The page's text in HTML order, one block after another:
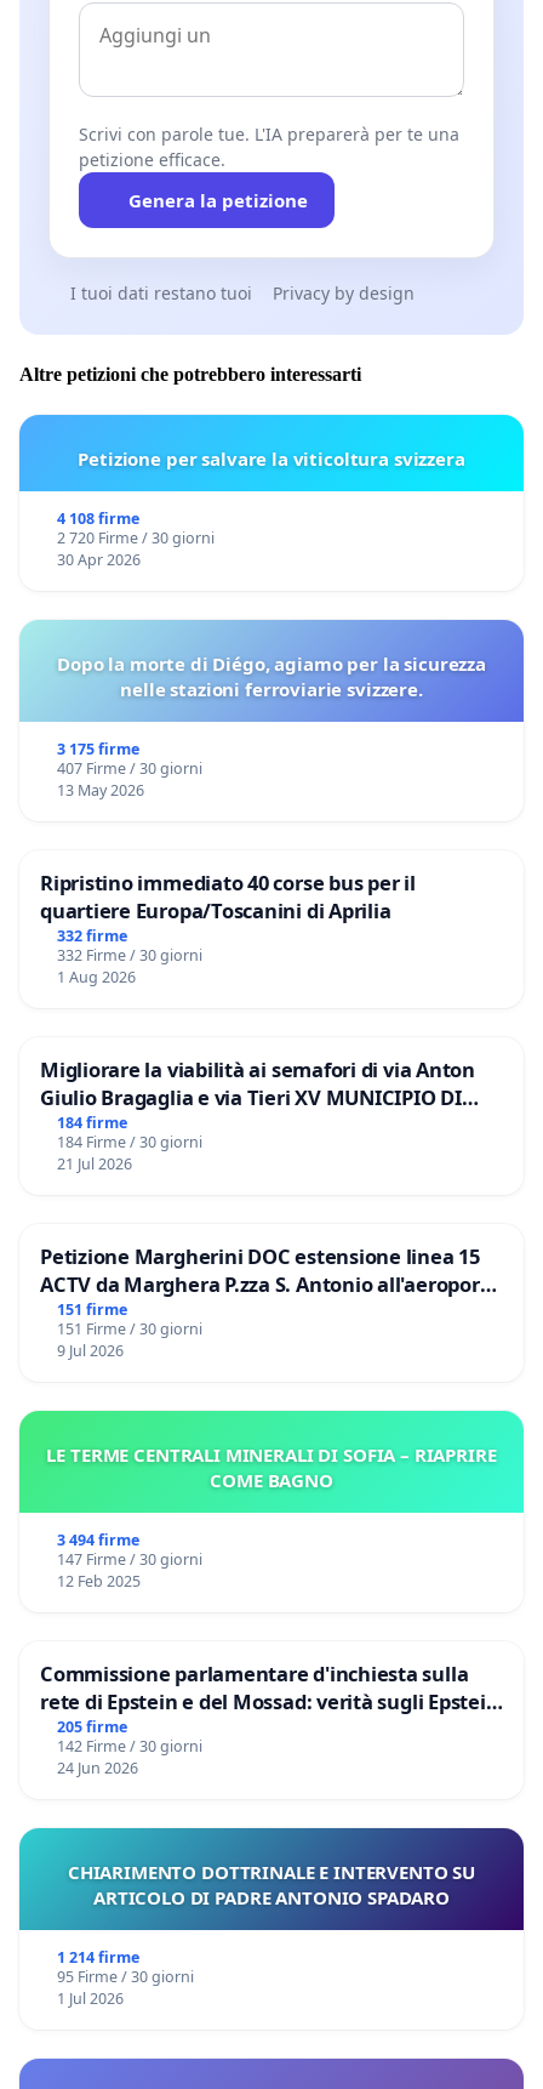
Scrivi con parole tue. L'IA preparerà per te una
petizione efficace.
Genera la petizione
I tuoi dati restano tuoi Privacy by design
Altre petizioni che potrebbero interessarti
Petizione per salvare la viticoltura svizzera
4 108 firme
2 720 Firme / 30 giorni
30 Apr 2026
Dopo la morte di Diégo, agiamo per la sicurezza
nelle stazioni ferroviarie svizzere.
3 175 firme
407 Firme / 30 giorni
13 May 2026
Ripristino immediato 40 corse bus per il
quartiere Europa/Toscanini di Aprilia
332 firme
332 Firme / 30 giorni
1 Aug 2026
Migliorare la viabilità ai semafori di via Anton
Giulio Bragaglia e via Tieri XV MUNICIPIO DI
ROMA
184 firme
184 Firme / 30 giorni
21 Jul 2026
Petizione Margherini DOC estensione linea 15
ACTV da Marghera P.zza S. Antonio all'aeroporto
Marco Polo tariffa a € 1,50
151 firme
151 Firme / 30 giorni
9 Jul 2026
LE TERME CENTRALI MINERALI DI SOFIA – RIAPRIRE
COME BAGNO
3 494 firme
147 Firme / 30 giorni
12 Feb 2025
Commissione parlamentare d'inchiesta sulla
rete di Epstein e del Mossad: verità sugli Epstein
Files
205 firme
142 Firme / 30 giorni
24 Jun 2026
CHIARIMENTO DOTTRINALE E INTERVENTO SU
ARTICOLO DI PADRE ANTONIO SPADARO
1 214 firme
95 Firme / 30 giorni
1 Jul 2026